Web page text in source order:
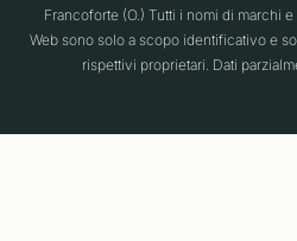
Francoforte (O.) Tutti i nomi di marchi
Web sono solo a scopo identificativo e
rispettivi proprietari. Dati